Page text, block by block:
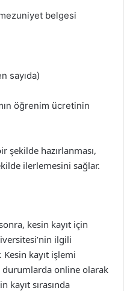
belgesi
sayıda)
öğrenim ücretinin
şekilde hazırlanması,
ilerlemesini sağlar.
kesin kayıt için
ilgili
kayıt işlemi
durumlarda online olarak
kayıt sırasında